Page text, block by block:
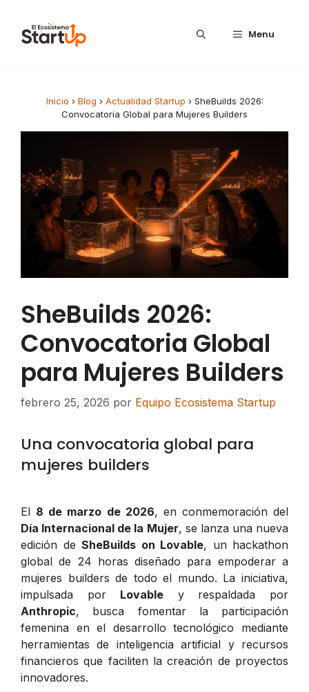
Menu
Inicio › Blog › Actualidad Startup › SheBuilds 2026:
Convocatoria Global para Mujeres Builders
SheBuilds 2026:
Convocatoria Global
para Mujeres Builders
febrero 25, 2026 por Equipo Ecosistema Startup
Una convocatoria global para
mujeres builders
El 8 de marzo de 2026, en conmemoración del
Día Internacional de la Mujer, se lanza una nueva
edición de SheBuilds on Lovable, un hackathon
global de 24 horas diseñado para empoderar a
mujeres builders de todo el mundo. La iniciativa,
impulsada por Lovable y respaldada por
Anthropic, busca fomentar la participación
femenina en el desarrollo tecnológico mediante
herramientas de inteligencia artificial y recursos
financieros que faciliten la creación de proyectos
innovadores.